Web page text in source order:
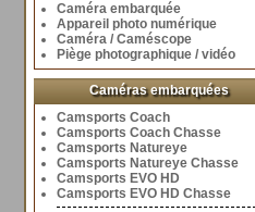
Caméra embarquée
Appareil photo numérique
Caméra / Caméscope
Piège photographique / vidéo
Caméras embarquées
Camsports Coach
Camsports Coach Chasse
Camsports Natureye
Camsports Natureye Chasse
Camsports EVO HD
Camsports EVO HD Chasse